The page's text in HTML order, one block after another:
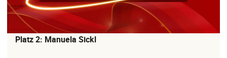
Platz 2: Manuela Sickl